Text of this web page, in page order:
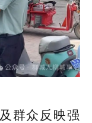
群众反映强